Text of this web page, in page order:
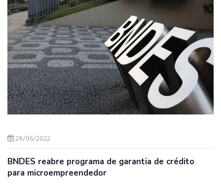
28/06/2022
BNDES reabre programa de garantia de crédito
para microempreendedor